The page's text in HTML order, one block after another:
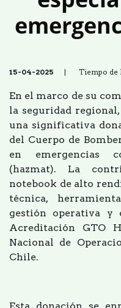
15-04-2025 | Tiempo de
En el marco de su
la seguridad
una significativa
del Cuerpo de
en emergencias
(hazmat). La
notebook de alto
técnica,
gestión operativa y
Acreditación GTO
Nacional de
Chile.